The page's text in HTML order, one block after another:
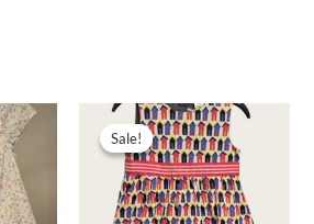
Sale!
Sale!
Algne
hind
oli:
5,90 €.
Praegune
hind
on:
4,00 €.